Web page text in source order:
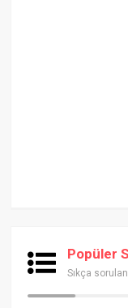
Popüler
Sıkça